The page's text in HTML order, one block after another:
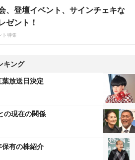
、登壇イベント、サインチェキな
ゼント！
ト特集
キング
葉放送日決定
の現在の関係
有の株紹介